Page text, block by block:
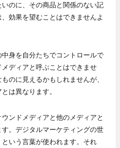
のに、その商品と関係のない記
効果を望むことはできませんよ
身を自分たちでコントロールで
ディアと呼ぶことはできませ
のに見えるかもしれませんが、
は異なります。
ンドメディアと他のメディアと
。デジタルマーケティングの世
いう言葉が使われます。それ